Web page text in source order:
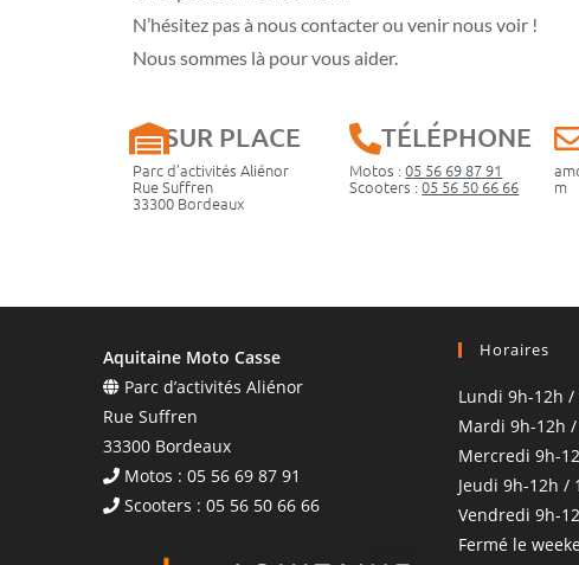
N’hésitez pas à nous contacter ou venir nous voir !
Nous sommes là pour vous aider.
SUR PLACE
Parc d’activités Aliénor
Rue Suffren
33300 Bordeaux
TÉLÉPHONE
Motos :05 56 69 87 91
Scooters :05 56 50 66 66 m
Aquitaine Moto Casse
Parc d’activités Aliénor
Rue Suffren
33300 Bordeaux
Motos : 05 56 69 87 91
Scooters : 05 56 50 66 66
Horaires
Lundi 9h-12h /
Mardi 9h-12h
Mercredi 9h-
Jeudi 9h-12h /
Vendredi 9h-
Fermé le